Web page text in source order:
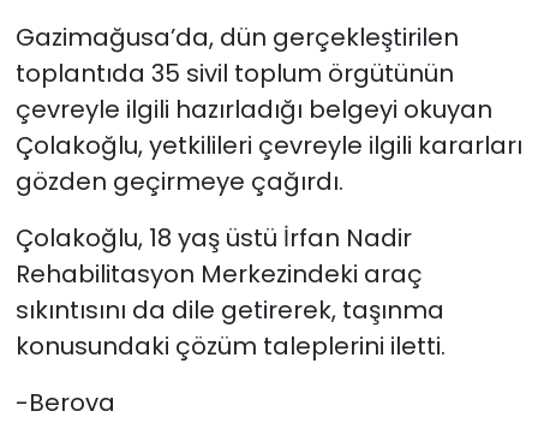
Gazimağusa’da, dün gerçekleştirilen
toplantıda 35 sivil toplum örgütünün
çevreyle ilgili hazırladığı belgeyi okuyan
Çolakoğlu, yetkilileri çevreyle ilgili kararları
gözden geçirmeye çağırdı.
Çolakoğlu, 18 yaş üstü İrfan Nadir
Rehabilitasyon Merkezindeki araç
sıkıntısını da dile getirerek, taşınma
konusundaki çözüm taleplerini iletti.
-Berova